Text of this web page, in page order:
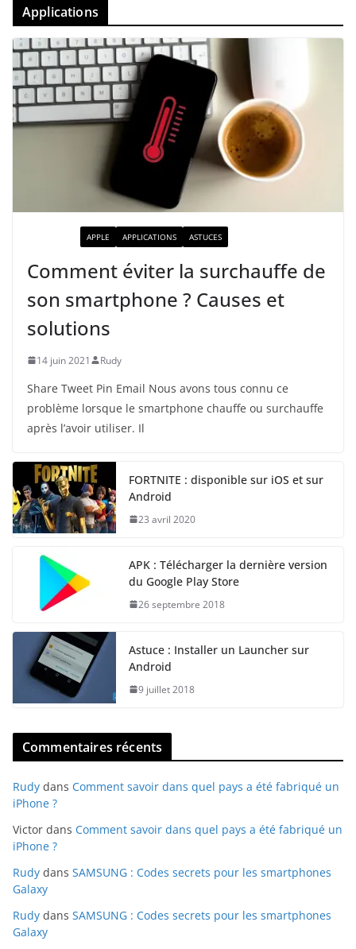
Applications
APPLE APPLICATIONS ASTUCES
Comment éviter la surchauffe de
son smartphone ? Causes et
solutions
14 juin 2021 Rudy
Share Tweet Pin Email Nous avons tous connu ce
problème lorsque le smartphone chauffe ou surchauffe
après l’avoir utiliser. Il
FORTNITE : disponible sur iOS et sur
Android
23 avril 2020
APK : Télécharger la dernière version
du Google Play Store
26 septembre 2018
Astuce : Installer un Launcher sur
Android
9 juillet 2018
Commentaires récents
Rudy dans Comment savoir dans quel pays a été fabriqué un
iPhone ?
Victor dans Comment savoir dans quel pays a été fabriqué un
iPhone ?
Rudy dans SAMSUNG : Codes secrets pour les smartphones
Galaxy
Rudy dans SAMSUNG : Codes secrets pour les smartphones
Galaxy